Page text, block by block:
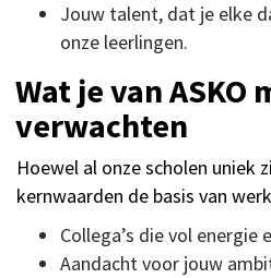
Jouw talent, dat je elke
onze leerlingen.
Wat je van ASKO
verwachten
Hoewel al onze scholen uniek
kernwaarden de basis van
Collega’s die vol
Aandacht voor jouw